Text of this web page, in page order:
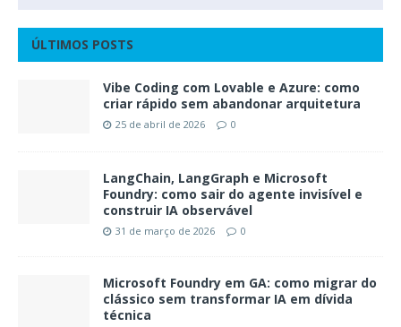
ÚLTIMOS POSTS
Vibe Coding com Lovable e Azure: como
criar rápido sem abandonar arquitetura
25 de abril de 2026 0
LangChain, LangGraph e Microsoft
Foundry: como sair do agente invisível e
construir IA observável
31 de março de 2026 0
Microsoft Foundry em GA: como migrar do
clássico sem transformar IA em dívida
técnica